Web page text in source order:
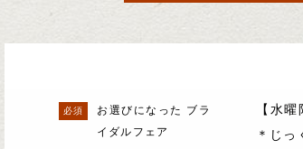
お選びになった ブラ
イダルフェア
【水
＊じっ